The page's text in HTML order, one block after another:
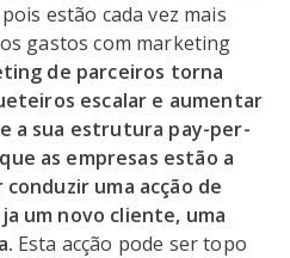
estão cada vez mais
gastos com marketing
de parceiros torna
escalar e aumentar
a sua estrutura pay-per-
as empresas estão a
uma acção de
um novo cliente, uma
Esta acção pode ser topo